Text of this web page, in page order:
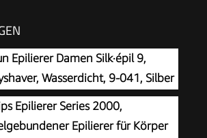
Epilierer Damen Silk·épil 9,
Wasserdicht, 9-041, Silber
Epilierer Series 2000,
Epilierer für Körper